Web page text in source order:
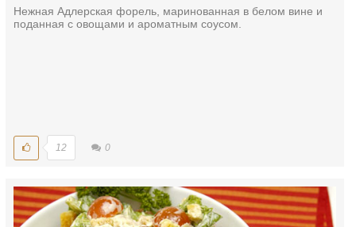
Нежная Адлерская форель, маринованная в белом вине и
поданная с овощами и ароматным соусом.
12 0